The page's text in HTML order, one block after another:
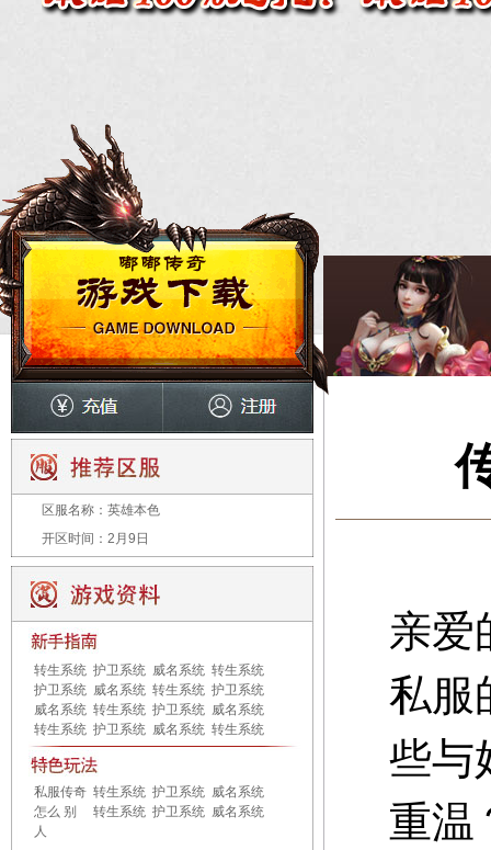
区服名称： 英雄本色
开区时间： 2月9日
转生系统 护卫系统 威名系统 转生系统
护卫系统 威名系统 转生系统 护卫系统
威名系统 转生系统 护卫系统 威名系统
转生系统 护卫系统 威名系统 转生系统
私服传奇
怎么 别
人
转生系统 护卫系统 威名系统
转生系统 护卫系统 威名系统
亲爱
私服
些与
重温